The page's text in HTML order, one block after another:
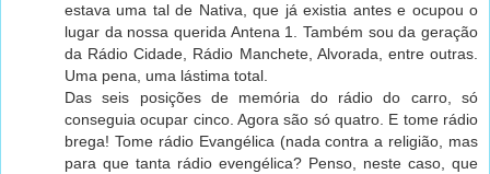
estava uma tal de Nativa, que já existia antes e ocupou o
lugar da nossa querida Antena 1. Também sou da geração
da Rádio Cidade, Rádio Manchete, Alvorada, entre outras.
Uma pena, uma lástima total.
Das seis posições de memória do rádio do carro, só
conseguia ocupar cinco. Agora são só quatro. E tome rádio
brega! Tome rádio Evangélica (nada contra a religião, mas
para que tanta rádio evengélica? Penso, neste caso, que